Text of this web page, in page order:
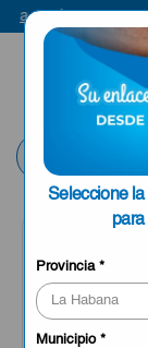
Seleccione la
para
Provincia*
Municipio*
aquí